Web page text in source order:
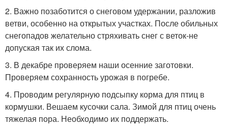
2. Важно позаботится о снеговом удержании, разложив
ветви, особенно на открытых участках. После обильных
снегопадов желательно стряхивать снег с веток-не
допуская так их слома.
3. В декабре проверяем наши осенние заготовки.
Проверяем сохранность урожая в погребе.
4. Проводим регулярную подсыпку корма для птиц в
кормушки. Вешаем кусочки сала. Зимой для птиц очень
тяжелая пора. Необходимо их поддержать.